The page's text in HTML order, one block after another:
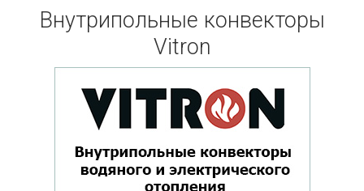
Внутрипольные конвекторы
Vitron